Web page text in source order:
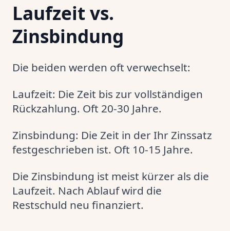
Laufzeit vs.
Zinsbindung
Die beiden werden oft verwechselt:
Laufzeit: Die Zeit bis zur vollständigen
Rückzahlung. Oft 20-30 Jahre.
Zinsbindung: Die Zeit in der Ihr Zinssatz
festgeschrieben ist. Oft 10-15 Jahre.
Die Zinsbindung ist meist kürzer als die
Laufzeit. Nach Ablauf wird die
Restschuld neu finanziert.